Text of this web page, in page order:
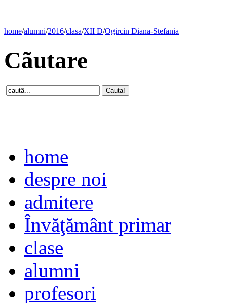
home/alumni/2016/clasa/XII D/Ogircin Diana-Stefania
Cãutare
home
despre noi
admitere
Învăţământ primar
clase
alumni
profesori